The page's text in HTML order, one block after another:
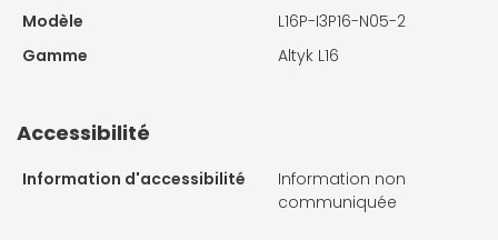
Modèle
L16P-I3P16-N05-2
Gamme
Altyk L16
Accessibilité
Information d'accessibilité
Information non
communiquée